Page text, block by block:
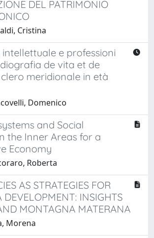
DEL PATRIMONIO
Cristina
e professioni
de vita et de
meridionale in età
Domenico
and Social
the Inner Areas for a
Economy
Roberta
AS STRATEGIES FOR
DEVELOPMENT: INSIGHTS
MONTAGNA MATERANA
Morena